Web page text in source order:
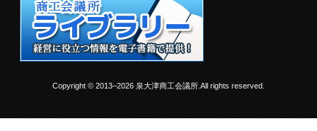
Copyright © 2013–2026 泉大津商工会議所.All rights reserved.